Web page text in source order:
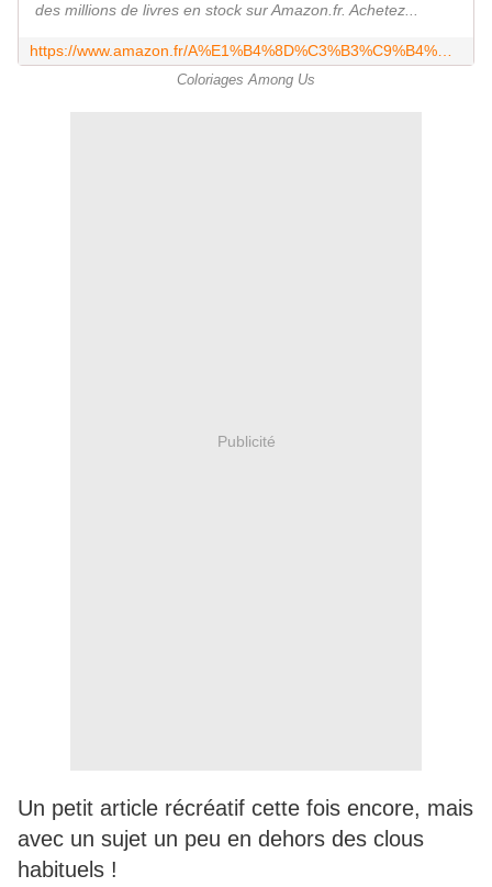
des millions de livres en stock sur Amazon.fr. Achetez...
Coloriages Among Us
Publicité
Un petit article récréatif cette fois encore, mais
avec un sujet un peu en dehors des clous
habituels !